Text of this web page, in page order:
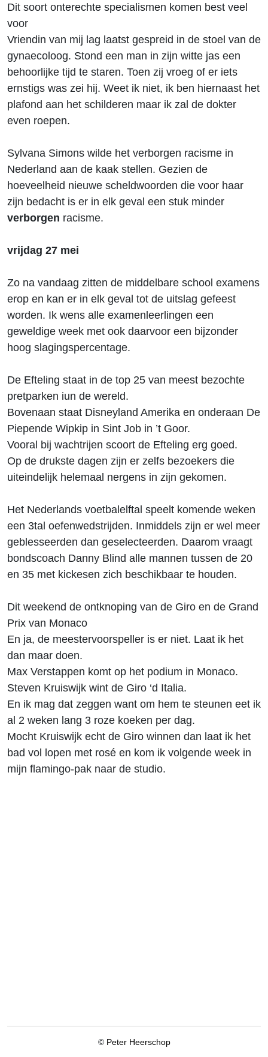
Dit soort onterechte specialismen komen best veel
voor
Vriendin van mij lag laatst gespreid in de stoel van de
gynaecoloog. Stond een man in zijn witte jas een
behoorlijke tijd te staren. Toen zij vroeg of er iets
ernstigs was zei hij. Weet ik niet, ik ben hiernaast het
plafond aan het schilderen maar ik zal de dokter
even roepen.
Sylvana Simons wilde het verborgen racisme in
Nederland aan de kaak stellen. Gezien de
hoeveelheid nieuwe scheldwoorden die voor haar
zijn bedacht is er in elk geval een stuk minder
verborgen racisme.
vrijdag 27 mei
Zo na vandaag zitten de middelbare school examens
erop en kan er in elk geval tot de uitslag gefeest
worden. Ik wens alle examenleerlingen een
geweldige week met ook daarvoor een bijzonder
hoog slagingspercentage.
De Efteling staat in de top 25 van meest bezochte
pretparken iun de wereld.
Bovenaan staat Disneyland Amerika en onderaan De
Piepende Wipkip in Sint Job in ’t Goor.
Vooral bij wachtrijen scoort de Efteling erg goed.
Op de drukste dagen zijn er zelfs bezoekers die
uiteindelijk helemaal nergens in zijn gekomen.
Het Nederlands voetbalelftal speelt komende weken
een 3tal oefenwedstrijden. Inmiddels zijn er wel meer
geblesseerden dan geselecteerden. Daarom vraagt
bondscoach Danny Blind alle mannen tussen de 20
en 35 met kickesen zich beschikbaar te houden.
Dit weekend de ontknoping van de Giro en de Grand
Prix van Monaco
En ja, de meestervoorspeller is er niet. Laat ik het
dan maar doen.
Max Verstappen komt op het podium in Monaco.
Steven Kruiswijk wint de Giro ‘d Italia.
En ik mag dat zeggen want om hem te steunen eet ik
al 2 weken lang 3 roze koeken per dag.
Mocht Kruiswijk echt de Giro winnen dan laat ik het
bad vol lopen met rosé en kom ik volgende week in
mijn flamingo-pak naar de studio.
© Peter Heerschop